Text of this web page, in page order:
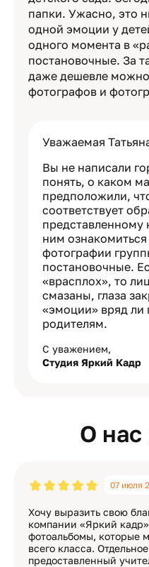
папки. Ужасно, это
одной эмоции у
одного момента в
постановочные. За
даже дешевле
фотографов и
Уважаемая
Вы не написали
понять, о каком
предположили,
соответствует
представленному
ним
фотографии
постановочные.
«врасплох», то
смазаны, глаза
«эмоции» вряд ли
родителям.
С уважением,
Студия Яркий Кадр
О нас
07 июля
Хочу выразить свою
компании «Яркий
фотоальбомы, которые
всего класса.
предоставленный